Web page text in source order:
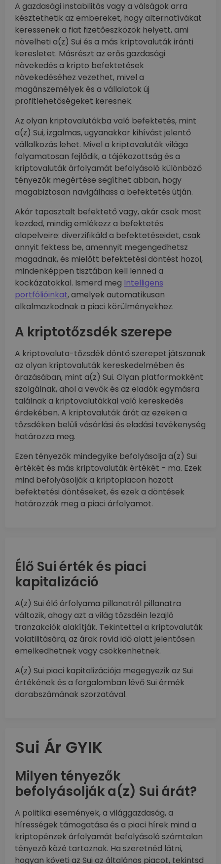
A gazdasági instabilitás vagy a válságok arra
késztethetik az embereket, hogy alternatívákat
keressenek a fiat fizetőeszközök helyett, ami
növelheti a(z) Sui és a más kriptovaluták iránti
keresletet. Másrészt az erős gazdasági
növekedés a kripto befektetések
növekedéséhez vezethet, mivel a
magánszemélyek és a vállalatok új
profitlehetőségeket keresnek.
Az olyan kriptovalutákba való befektetés, mint
a(z) Sui, izgalmas, ugyanakkor kihívást jelentő
vállalkozás lehet. Mivel a kriptovaluták világa
folyamatosan fejlődik, a tájékozottság és a
kriptovaluták árfolyamát befolyásoló különböző
tényezők megértése segíthet abban, hogy
magabiztosan navigálhass a befektetés útján.
Akár tapasztalt befektető vagy, akár csak most
kezded, mindig emlékezz a befektetés
alapelveire: diverzifikáld a befektetéseidet, csak
annyit fektess be, amennyit megengedhetsz
magadnak, és mielőtt befektetési döntést hozol,
mindenképpen tisztában kell lenned a
kockázatokkal. Ismerd meg Intelligens
portfólióinkat, amelyek automatikusan
alkalmazkodnak a piaci körülményekhez.
A kriptotőzsdék szerepe
A kriptovaluta-tőzsdék döntő szerepet játszanak
az olyan kriptovaluták kereskedelmében és
árazásában, mint a(z) Sui. Olyan platformokként
szolgálnak, ahol a vevők és az eladók egymásra
találnak a kriptovalutákkal való kereskedés
érdekében. A kriptovaluták árát az ezeken a
tőzsdéken belüli vásárlási és eladási tevékenység
határozza meg.
Ezen tényezők mindegyike befolyásolja a(z) Sui
értékét és más kriptovaluták értékét - ma. Ezek
mind befolyásolják a kriptopiacon hozott
befektetési döntéseket, és ezek a döntések
határozzák meg a piaci árfolyamot.
Élő Sui érték és piaci
kapitalizáció
A(z) Sui élő árfolyama pillanatról pillanatra
változik, ahogy azt a világ tőzsdéin lezajló
tranzakciók alakítják. Tekintettel a kriptovaluták
volatilitására, az árak rövid idő alatt jelentősen
emelkedhetnek vagy csökkenhetnek.
A(z) Sui piaci kapitalizációja megegyezik az Sui
értékének és a forgalomban lévő Sui érmék
darabszámának szorzatával.
Sui Ár GYIK
Milyen tényezők
befolyásolják a(z) Sui árát?
A politikai események, a világgazdaság, a
hírességek támogatása és a piaci hírek mind a
kriptopénzek árfolyamát befolyásoló számtalan
tényező közé tartoznak. Ha szeretnéd látni,
hogyan követi az Sui az általános piacot, tekintsd